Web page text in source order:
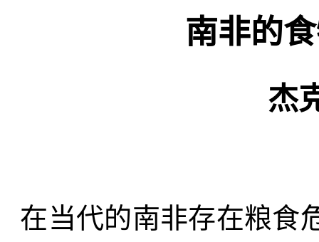
南非的
杰
在当代的南非存在粮食